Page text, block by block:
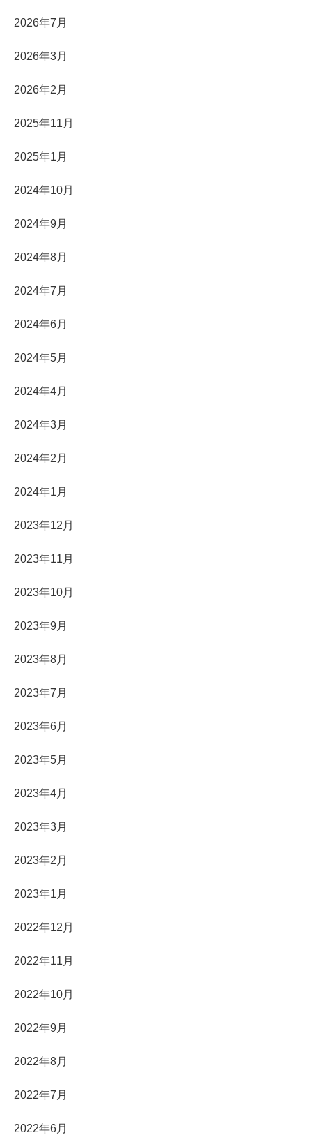
2026年7月
2026年3月
2026年2月
2025年11月
2025年1月
2024年10月
2024年9月
2024年8月
2024年7月
2024年6月
2024年5月
2024年4月
2024年3月
2024年2月
2024年1月
2023年12月
2023年11月
2023年10月
2023年9月
2023年8月
2023年7月
2023年6月
2023年5月
2023年4月
2023年3月
2023年2月
2023年1月
2022年12月
2022年11月
2022年10月
2022年9月
2022年8月
2022年7月
2022年6月